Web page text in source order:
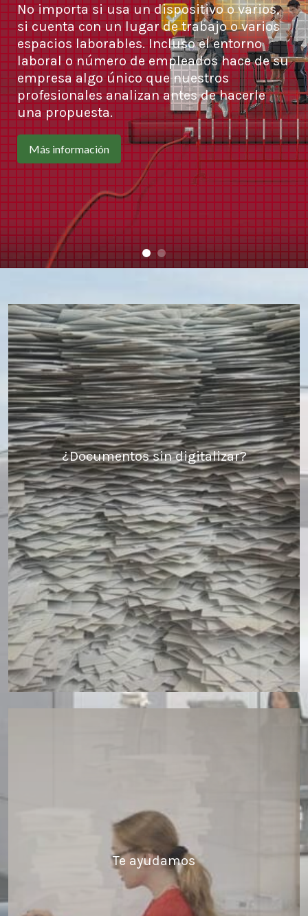
No importa si usa un dispositivo o varios,
si cuenta con un lugar de trabajo o varios
espacios laborables. Incluso el entorno
laboral o número de empleados hace de su
empresa algo único que nuestros
profesionales analizan antes de hacerle
una propuesta.
Más información
¿Documentos sin digitalizar?
Te ayudamos